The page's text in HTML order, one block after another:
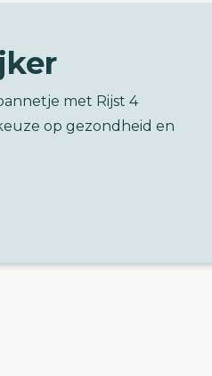
met Rijst 4
op gezondheid en